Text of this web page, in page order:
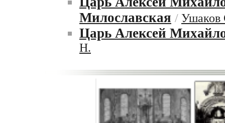
Милославская / Ушаков
Царь Алексей
Н.